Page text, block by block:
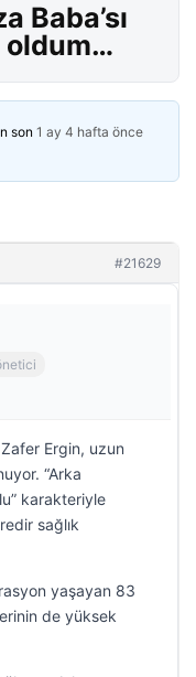
Baba’sı
oldum…
son 1 ay 4 hafta önce
#21629
Ergin, uzun
“Arka
karakteriyle
sağlık
yaşayan 83
de yüksek